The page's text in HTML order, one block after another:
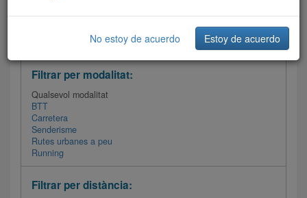
Filtrar les rutes
Filtrar per modalitat:
Qualsevol modalitat
BTT
Carretera
Senderisme
Rutes urbanes a peu
Running
Filtrar per distància:
No estoy de acuerdo Estoy de acuerdo